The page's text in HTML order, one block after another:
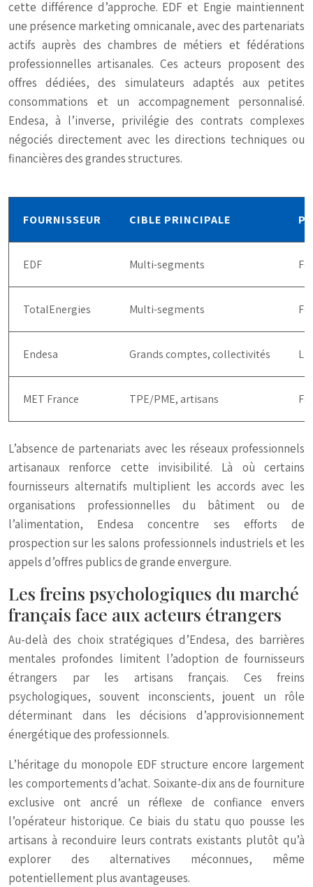
cette différence d’approche. EDF et Engie maintiennent
une présence marketing omnicanale, avec des partenariats
actifs auprès des chambres de métiers et fédérations
professionnelles artisanales. Ces acteurs proposent des
offres dédiées, des simulateurs adaptés aux petites
consommations et un accompagnement personnalisé.
Endesa, à l’inverse, privilégie des contrats complexes
négociés directement avec les directions techniques ou
financières des grandes structures.
FOURNISSEUR CIBLE PRINCIPALE
EDF Multi-segments
TotalEnergies Multi-segments
Endesa Grands comptes, collectivités
MET France TPE/PME, artisans
L’absence de partenariats avec les réseaux professionnels
artisanaux renforce cette invisibilité. Là où certains
fournisseurs alternatifs multiplient les accords avec les
organisations professionnelles du bâtiment ou de
l’alimentation, Endesa concentre ses efforts de
prospection sur les salons professionnels industriels et les
appels d’offres publics de grande envergure.
Les freins psychologiques du marché
français face aux acteurs étrangers
Au-delà des choix stratégiques d’Endesa, des barrières
mentales profondes limitent l’adoption de fournisseurs
étrangers par les artisans français. Ces freins
psychologiques, souvent inconscients, jouent un rôle
déterminant dans les décisions d’approvisionnement
énergétique des professionnels.
L’héritage du monopole EDF structure encore largement
les comportements d’achat. Soixante-dix ans de fourniture
exclusive ont ancré un réflexe de confiance envers
l’opérateur historique. Ce biais du statu quo pousse les
artisans à reconduire leurs contrats existants plutôt qu’à
explorer des alternatives méconnues, même
potentiellement plus avantageuses.